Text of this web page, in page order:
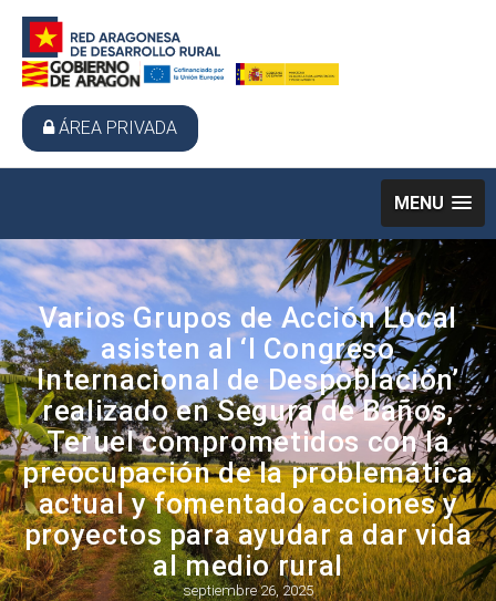
ÁREA PRIVADA
MENU
Varios Grupos de Acción Local
asisten al ‘I Congreso
Internacional de Despoblación’
realizado en Segura de Baños,
Teruel comprometidos con la
preocupación de la problemática
actual y fomentado acciones y
proyectos para ayudar a dar vida
al medio rural
septiembre 26, 2025